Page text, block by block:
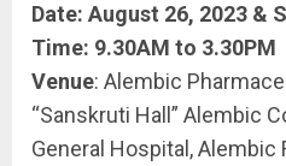
Date: August 26, 2023 &
Time: 9.30AM to 3.30PM
Venue: Alembic
“Sanskruti Hall” Alembic
General Hospital, Alembic